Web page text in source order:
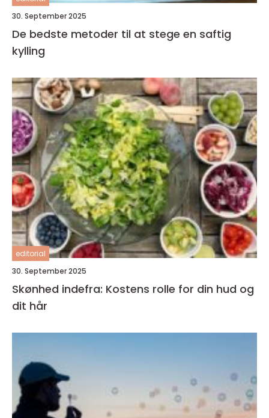
30. September 2025
De bedste metoder til at stege en saftig
kylling
editorial
30. September 2025
Skønhed indefra: Kostens rolle for din hud og
dit hår